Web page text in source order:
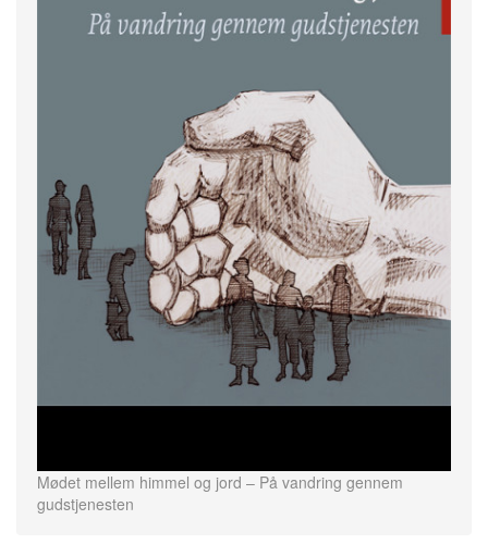
Mødet mellem himmel og jord – På vandring gennem
gudstjenesten